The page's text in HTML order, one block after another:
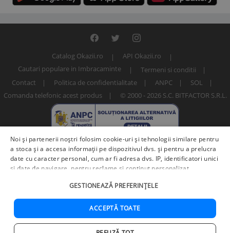
Catalog Okazii.ro
API Okazii.ro
Cautari populare in Imbracaminte
Termeni si conditii
Contact
Politica de confidentialitate ANPC
SOL
Comanda telefonic acest produs
© 2000 - 2026 S.C. BITFACTOR S.R.L.
Numar articol: 225842343
Noi și partenerii noștri folosim cookie-uri și tehnologii similare pentru
a stoca și a accesa informații pe dispozitivul dvs. și pentru a prelucra
date cu caracter personal, cum ar fi adresa dvs. IP, identificatori unici
și date de navigare, pentru reclame și conținut personalizat,
îmbunătățirea serviciilor.Furnizori terți (225)pot, de asemenea,
prelucra datele dvs. în aceste și alte scopuri, inclusiv folosind date
precise de geolocalizare și caracteristici ale dispozitivului. Opțiunile
dvs. se aplică doar acestui site web. Unii furnizori se pot baza pe
interes legitim în loc de consimțământ; aveți dreptul să vă opuneți în
GESTIONEAZĂ PREFERINȚELE
ACCEPTĂ TOATE